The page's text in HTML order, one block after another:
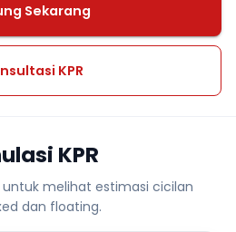
Sekarang
KPR
KPR
melihat estimasi cicilan
dan floating.